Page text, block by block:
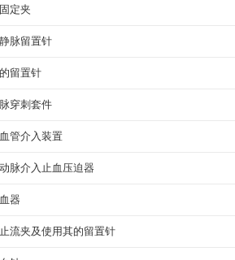
定夹
脉留置针
留置针
穿刺套件
管介入装置
脉介入止血压迫器
器
流夹及使用其的留置针